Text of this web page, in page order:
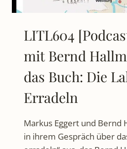
LITL604
mit Bernd
das Buch: Die
Erradeln
Markus Eggert und Bernd
in ihrem Gespräch über